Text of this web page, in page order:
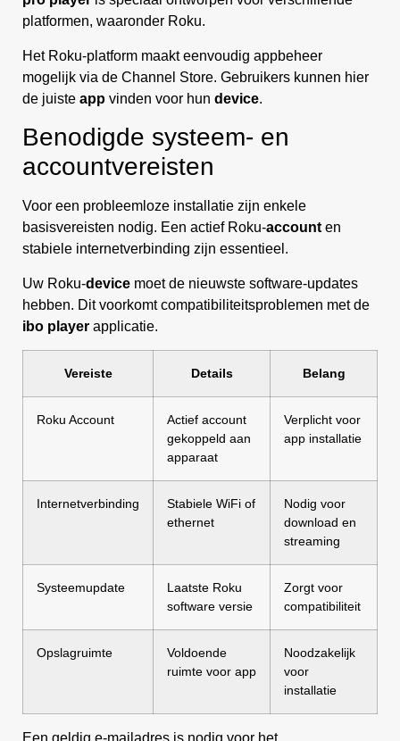
platformen, waaronder Roku.
Het Roku-platform maakt eenvoudig appbeheer
mogelijk via de Channel Store. Gebruikers kunnen hier
de juiste app vinden voor hun device.
Benodigde systeem- en
accountvereisten
Voor een probleemloze installatie zijn enkele
basisvereisten nodig. Een actief Roku-account en
stabiele internetverbinding zijn essentieel.
Uw Roku-device moet de nieuwste software-updates
hebben. Dit voorkomt compatibiliteitsproblemen met de
ibo player applicatie.
Vereiste Details Belang
Roku Account
Actief account
gekoppeld aan
apparaat
Verplicht voor
app installatie
Internetverbinding
Stabiele WiFi of
ethernet
Nodig voor
download en
streaming
Systeemupdate
Laatste Roku
software versie
Zorgt voor
compatibiliteit
Opslagruimte
Voldoende
ruimte voor app
Noodzakelijk
voor
installatie
Een geldig e-mailadres is nodig voor het